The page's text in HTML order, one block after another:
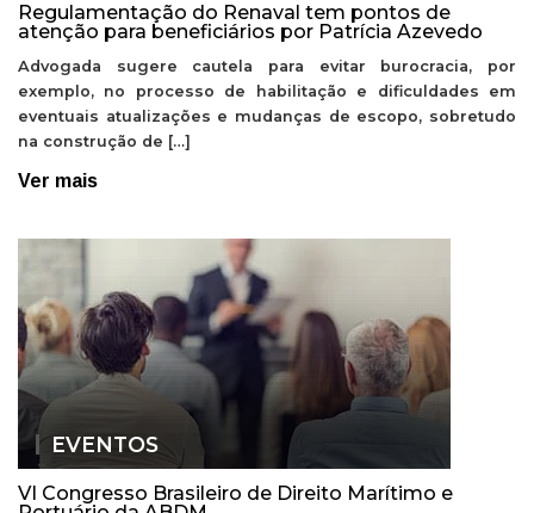
Regulamentação do Renaval tem pontos de
atenção para beneficiários por Patrícia Azevedo
Advogada sugere cautela para evitar burocracia, por
exemplo, no processo de habilitação e dificuldades em
eventuais atualizações e mudanças de escopo, sobretudo
na construção de […]
Ver mais
EVENTOS
VI Congresso Brasileiro de Direito Marítimo e